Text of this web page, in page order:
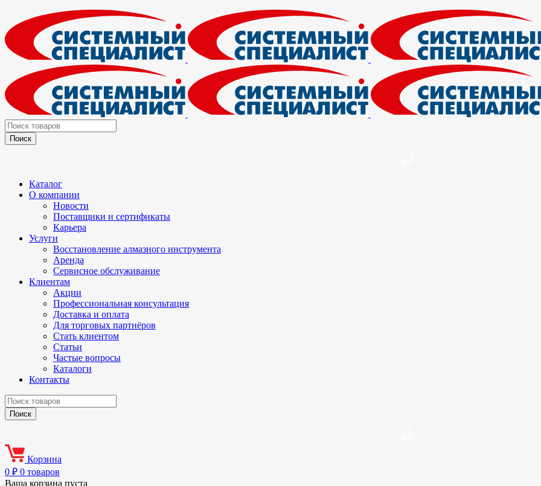
Каталог
О компании
Новости
Поставщики и сертификаты
Карьера
Услуги
Восстановление алмазного инструмента
Аренда
Сервисное обслуживание
Клиентам
Акции
Профессиональная консультация
Доставка и оплата
Для торговых партнёров
Стать клиентом
Статьи
Частые вопросы
Каталоги
Контакты
Корзина
0 ₽ 0 товаров
Ваша корзина пуста